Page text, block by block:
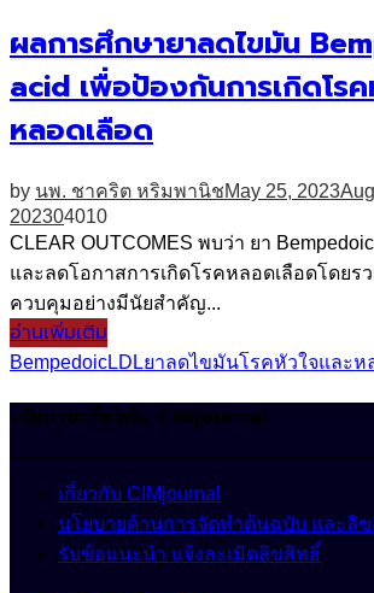
ผลการศึกษายาลดไขมัน
acid เพื่อป้องกันการเกิดโรค
หลอดเลือด
by นพ. ชาคริต หริมพานิชMay 25, 2023
202304010
CLEAR OUTCOMES พบว่า ยา
และลดโอกาสการเกิดโรคหลอดเลือดโดยร
ควบคุมอย่างมีนัยสำคัญ...
อ่านเพิ่มเติม
BempedoicLDLยาลดไขมันโรคหัวใจและห
นโยบายเกี่ยวกับ CIMjournal
เกี่ยวกับ CIMjournal
นโยบายด้านการจัดทำต้นฉบับ และลิ
รับข้อแนะนำ แจ้งละเมิดลิขสิทธิ์